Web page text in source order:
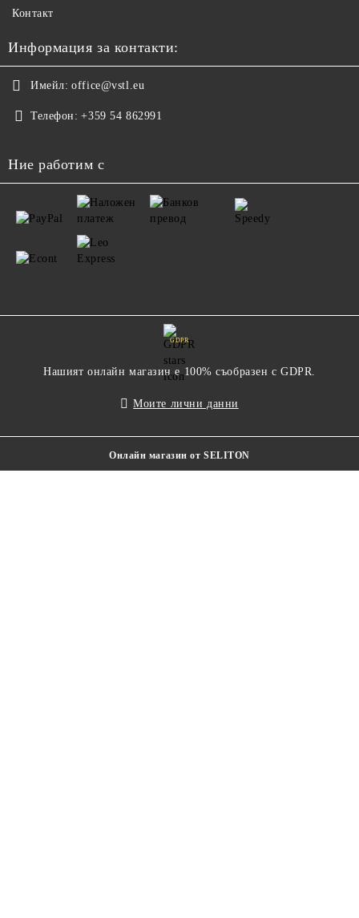
Контакт
Информация за контакти:
Имейл: office@vstl.eu
Телефон: +359 54 862991
Ние работим с
GDPR
Нашият онлайн магазин е 100% съобразен с GDPR.
Моите лични данни
Онлайн магазин от SELITON